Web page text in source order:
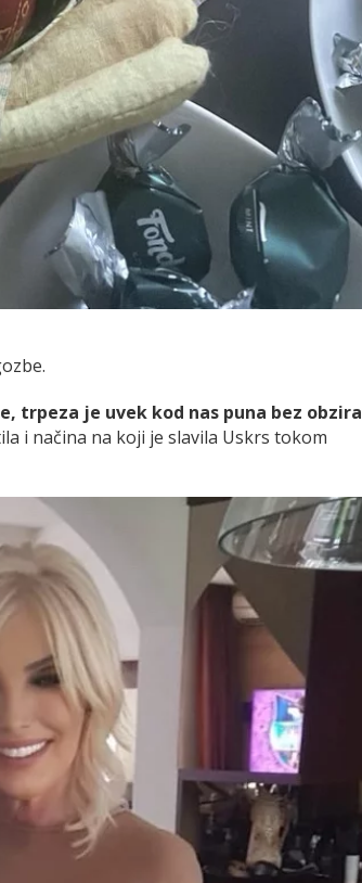
trpeza je uvek kod nas puna bez obzira
i načina na koji je slavila Uskrs tokom